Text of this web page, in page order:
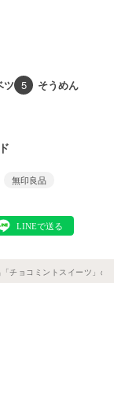
ツ 5 そうめん
無印良品
チョコミントスイーツ」の